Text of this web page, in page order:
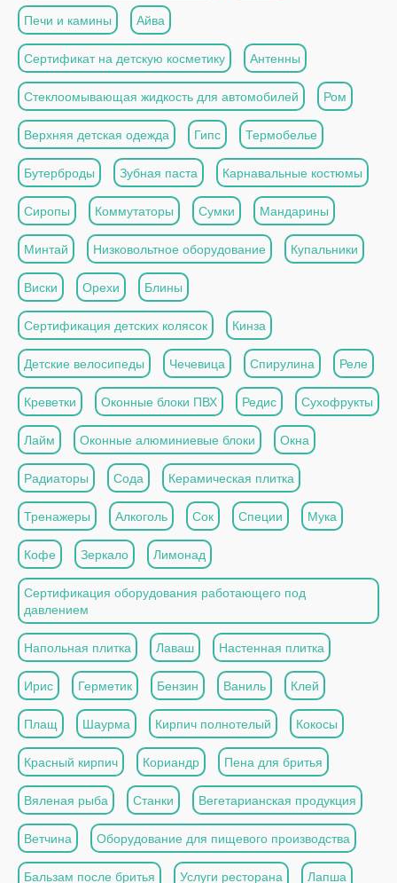
Печи и камины Айва
Сертификат на детскую косметику Антенны
Стеклоомывающая жидкость для автомобилей Ром
Верхняя детская одежда Гипс Термобелье
Бутерброды Зубная паста Карнавальные костюмы
Сиропы Коммутаторы Сумки Мандарины
Минтай Низковольтное оборудование Купальники
Виски Орехи Блины
Сертификация детских колясок Кинза
Детские велосипеды Чечевица Спирулина Реле
Креветки Оконные блоки ПВХ Редис Сухофрукты
Лайм Оконные алюминиевые блоки Окна
Радиаторы Сода Керамическая плитка
Тренажеры Алкоголь Сок Специи Мука
Кофе Зеркало Лимонад
Сертификация оборудования работающего под
давлением
Напольная плитка Лаваш Настенная плитка
Ирис Герметик Бензин Ваниль Клей
Плащ Шаурма Кирпич полнотелый Кокосы
Красный кирпич Кориандр Пена для бритья
Вяленая рыба Станки Вегетарианская продукция
Ветчина Оборудование для пищевого производства
Бальзам после бритья Услуги ресторана Лапша